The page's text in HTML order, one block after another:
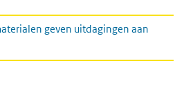
geven uitdagingen aan